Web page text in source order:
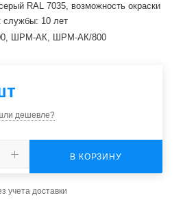
RAL 7035, возможность окраски
службы: 10 лет
ШРМ-АК, ШРМ-АК/800
дешевле?
В КОРЗИНУ
учета доставки